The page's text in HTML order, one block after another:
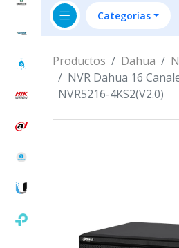
Categorías
Productos Dahua
NVR Dahua 16
NVR5216-4KS2(V2.0)